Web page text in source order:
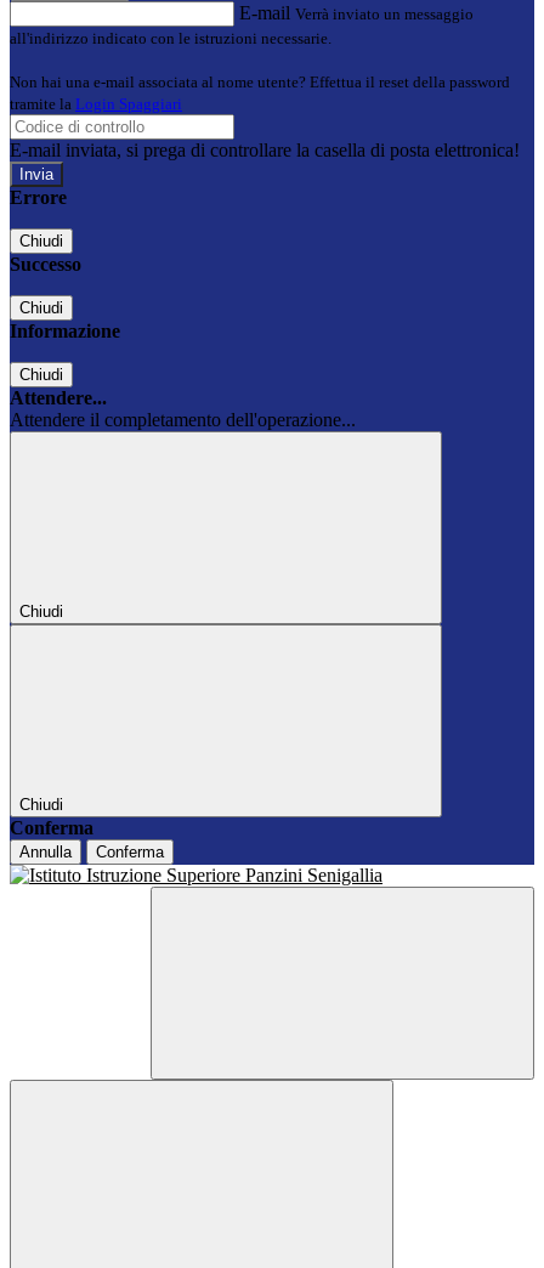
E-mail Verrà inviato un messaggio
all'indirizzo indicato con le istruzioni necessarie.
Non hai una e-mail associata al nome utente? Effettua il reset della password
tramite la Login Spaggiari
E-mail inviata, si prega di controllare la casella di posta elettronica!
Errore
Chiudi
Successo
Chiudi
Informazione
Chiudi
Attendere...
Attendere il completamento dell'operazione...
Chiudi
Chiudi
Conferma
Annulla Conferma